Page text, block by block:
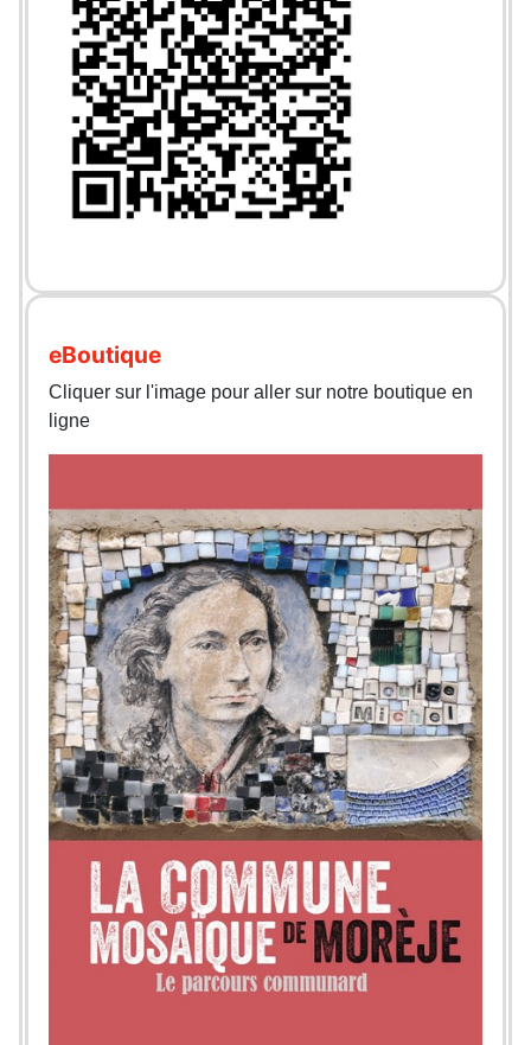
eBoutique
Cliquer sur l'image pour aller sur notre boutique en
ligne